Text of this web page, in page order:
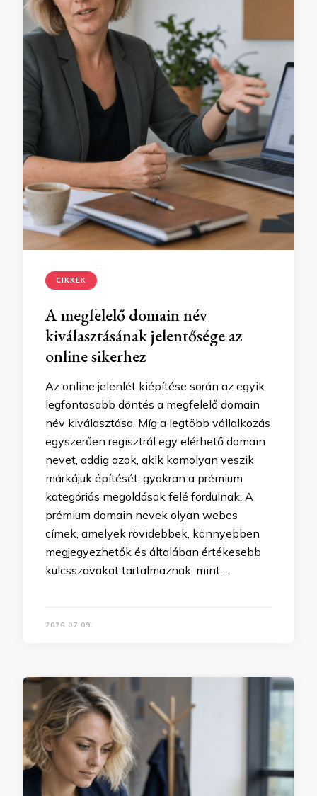
CIKKEK
A megfelelő domain név
kiválasztásának jelentősége az
online sikerhez
Az online jelenlét kiépítése során az egyik
legfontosabb döntés a megfelelő domain
név kiválasztása. Míg a legtöbb vállalkozás
egyszerűen regisztrál egy elérhető domain
nevet, addig azok, akik komolyan veszik
márkájuk építését, gyakran a prémium
kategóriás megoldások felé fordulnak. A
prémium domain nevek olyan webes
címek, amelyek rövidebbek, könnyebben
megjegyezhetők és általában értékesebb
kulcsszavakat tartalmaznak, mint …
2026.07.09.